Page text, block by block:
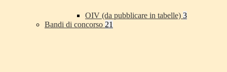
OIV (da pubblicare in tabelle) 3
Bandi di concorso 21